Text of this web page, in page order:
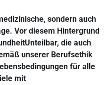
sondern auch
Vor diesem Hintergrund
die auch
unserer Berufsethik
für alle
mit